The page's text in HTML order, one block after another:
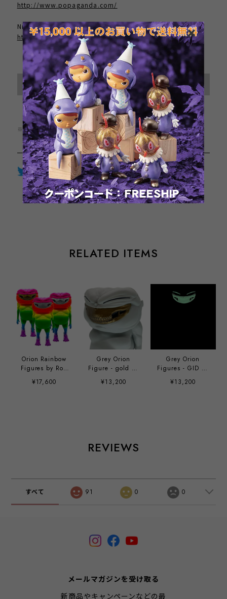
http://www.popaganda.com/
Nippon Ginkyo / 日本銀鏡
https://www.ginkyo-sch.jp/
International shipping available
Sold out
日本国内にお住まいの方向け
※この商品は1点までのご注文とさせていただきます。
Twitter LINE Facebook
通報する
RELATED ITEMS
Orion Rainbow
Figures by Ron
English
¥17,600
Grey Orion
Figure - gold by
Ron English
¥13,200
Grey Orion
Figures - GID by
Ron English
¥13,200
REVIEWS
すべて 91 0 0
メールマガジンを受け取る
新商品やキャンペーンなどの最